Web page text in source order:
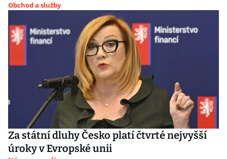
Obchod a služby
Za státní dluhy Česko platí čtvrté nejvyšší
úroky v Evropské unii